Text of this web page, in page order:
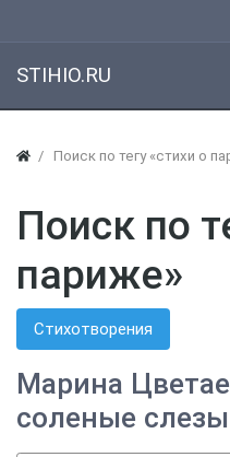
STIHIO.RU
Поиск по тегу «стихи о
Поиск по
париже»
Стихотворения
Марина
соленые слезы